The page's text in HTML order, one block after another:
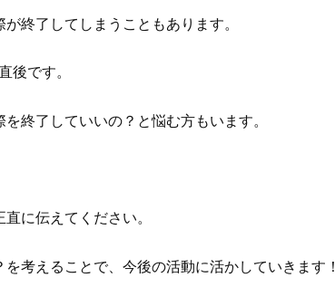
終了してしまうこともあります。
後です。
終了していいの？と悩む方もいます。
に伝えてください。
考えることで、今後の活動に活かしていきます！